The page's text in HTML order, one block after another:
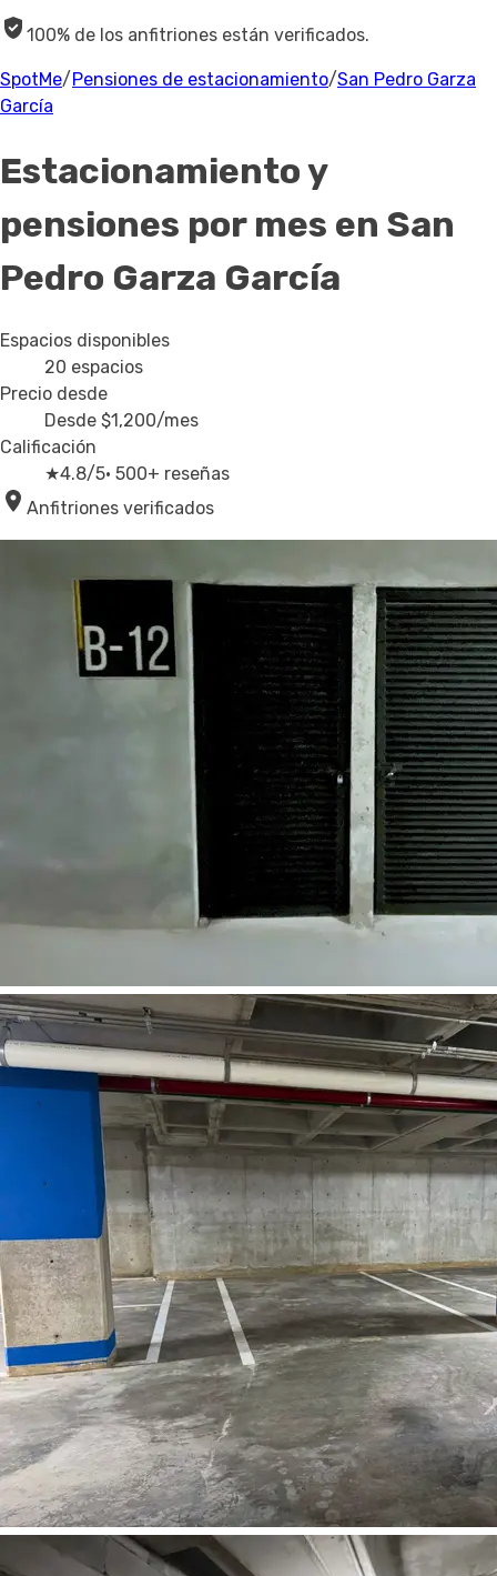
100% de los anfitriones están verificados.
SpotMe/ Pensiones de estacionamiento/San Pedro Garza
García
Estacionamiento y
pensiones por mes en San
Pedro Garza García
Espacios disponibles
20 espacios
Precio desde
Desde $1,200/mes
Calificación
★4.8/5· 500+ reseñas
Anfitriones verificados